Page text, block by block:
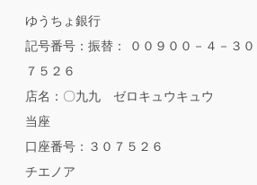
ゆうちょ銀行
記号番号：振替： ００９００－４－３０
７５２６
店名：〇九九 ゼロキュウキュウ
当座
口座番号：３０７５２６
チエノア